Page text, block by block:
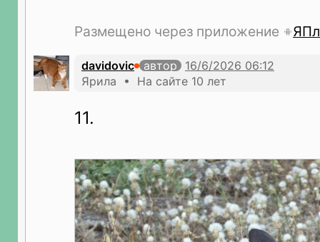
Размещено через приложение
davidovic
автор
Ярила • На сайте 10 лет
11.